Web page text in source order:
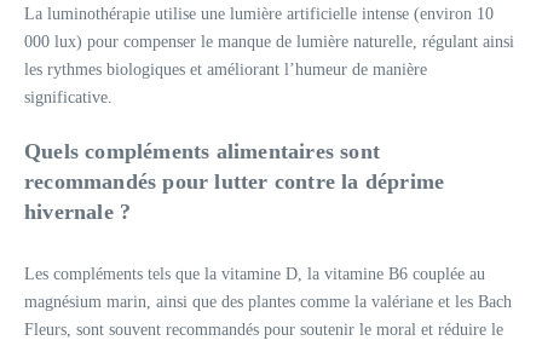
La luminothérapie utilise une lumière artificielle intense (environ 10
000 lux) pour compenser le manque de lumière naturelle, régulant ainsi
les rythmes biologiques et améliorant l’humeur de manière
significative.
Quels compléments alimentaires sont
recommandés pour lutter contre la déprime
hivernale ?
Les compléments tels que la vitamine D, la vitamine B6 couplée au
magnésium marin, ainsi que des plantes comme la valériane et les Bach
Fleurs, sont souvent recommandés pour soutenir le moral et réduire le